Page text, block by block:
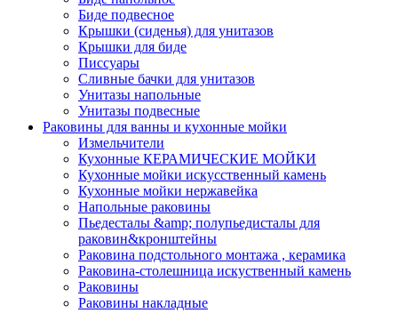
Биде подвесное
Крышки (сиденья) для унитазов
Крышки для биде
Писсуары
Сливные бачки для унитазов
Унитазы напольные
Унитазы подвесные
Раковины для ванны и кухонные мойки
Измельчители
Кухонные КЕРАМИЧЕСКИЕ МОЙКИ
Кухонные мойки искусственный камень
Кухонные мойки нержавейка
Напольные раковины
Пьедесталы &amp; полупьедисталы для
раковин&кронштейны
Раковина подстольного монтажа , керамика
Раковина-столешница искуственный камень
Раковины
Раковины накладные